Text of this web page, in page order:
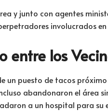
y junto con agentes
involucrados
entre los
un puesto de tacos
abandonaron el área
a un hospital para